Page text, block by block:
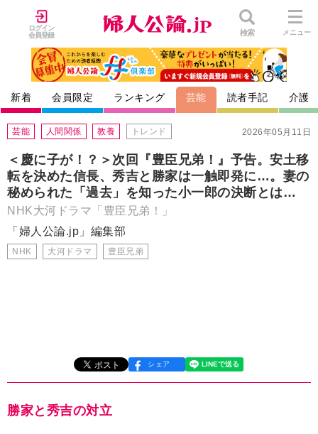
ログイン
会員登録
検索 メニュー
新着 会員限定 ランキング 芸能 読者手記 介護
2026年05月11日
芸能 人間関係 教養 トレンド
＜慶に子が！？＞次回『豊臣兄弟！』予告。安土移
転を決めた信長、秀吉と勝家は一触即発に…。妻の
秘められた「過去」を知った小一郎の決断とは…
NHK大河ドラマ「豊臣兄弟！」
「婦人公論.jp」編集部
NHK 大河ドラマ 豊臣兄弟
シェア
勝家と秀吉の対立